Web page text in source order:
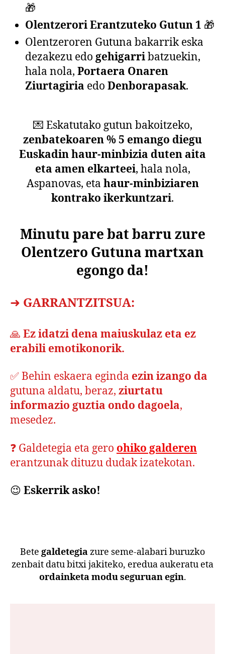
🎁
Olentzerori Erantzuteko Gutun 1 🎁
Olentzeroren Gutuna bakarrik eska
dezakezu edo gehigarribatzuekin,
hala nola, Portaera Onaren
Ziurtagiria edo Denborapasak.
💌 Eskatutako gutun bakoitzeko,
zenbatekoaren % 5 emango diegu
Euskadin haur-minbizia duten aita
eta amen elkarteei, hala nola,
Aspanovas, eta haur-minbiziaren
kontrako ikerkuntzari.
Minutu pare bat barru zure
Olentzero Gutuna martxan
egongo da!
➜ GARRANTZITSUA:
🙏 Ez idatzi dena maiuskulaz eta ez
erabili emotikonorik.
✅ Behin eskaera eginda ezin izango da
gutuna aldatu, beraz, ziurtatu
informazio guztia ondo dagoela,
mesedez.
❓ Galdetegia eta gero ohiko galderen
erantzunak dituzu dudak izatekotan.
😉 Eskerrik asko!
Bete galdetegiazure seme-alabari buruzko
zenbait datu bitxi jakiteko, eredua aukeratu eta
ordainketa modu seguruan egin.